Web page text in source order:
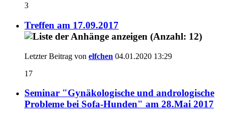
3
Treffen am 17.09.2017
Letzter Beitrag von elfchen 04.01.2020 13:29
17
Seminar "Gynäkologische und andrologische
Probleme bei Sofa-Hunden" am 28.Mai 2017